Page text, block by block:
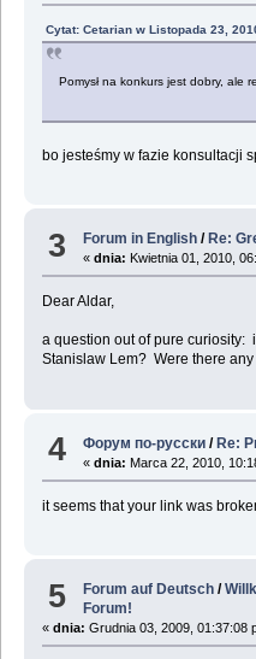
Cytat: Cetarian w Listopada 23,
Pomysł na konkurs jest dobry, ale
bo jesteśmy w fazie konsultacji
3 Forum in English / Re:
«dnia: Kwietnia 01, 2010,
Dear Aldar,
a question out of pure curiosity:
Stanislaw Lem? Were there
4 Форум по-русски /Re:
«dnia: Marca 22, 2010,
it seems that your link was
5 Forum auf Deutsch /
Forum!
« dnia: Grudnia 03, 2009, 01:37:08